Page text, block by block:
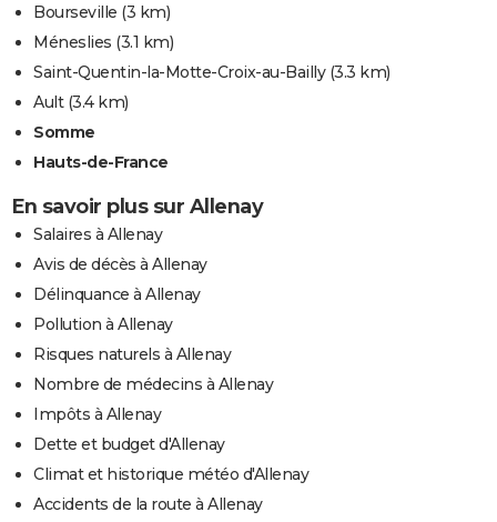
Bourseville (3 km)
Méneslies (3.1 km)
Saint-Quentin-la-Motte-Croix-au-Bailly(3.3 km)
Ault(3.4 km)
Somme
Hauts-de-France
En savoir plus sur Allenay
Salaires à Allenay
Avis de décès à Allenay
Délinquance à Allenay
Pollution à Allenay
Risques naturels à Allenay
Nombre de médecins à Allenay
Impôts à Allenay
Dette et budget d'Allenay
Climat et historique météo d'Allenay
Accidents de la route à Allenay